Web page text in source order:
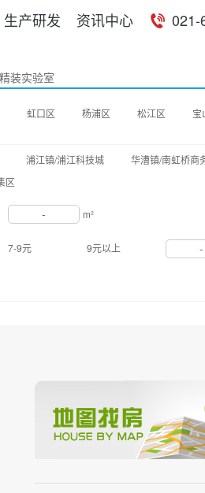
生产研发 资讯中心 021-
精装实验室
虹口区 杨浦区 松江区
宝
浦江镇/浦江科技城
华漕镇/南虹桥商
区
- m²
7-9元 9元以上 -